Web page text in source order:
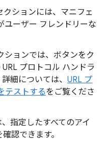
クションには、マニフェ
ユーザー フレンドリーな
ションでは、ボタンをク
プロトコル ハンドラ
細については、 URL プ
テストするをご覧くださ
、指定したすべてのアイ
認できます。